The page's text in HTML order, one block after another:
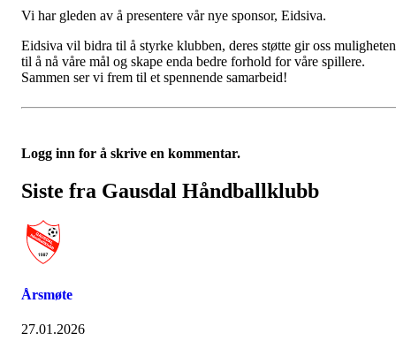
Vi har gleden av å presentere vår nye sponsor, Eidsiva.
Eidsiva vil bidra til å styrke klubben, deres støtte gir oss muligheten
til å nå våre mål og skape enda bedre forhold for våre spillere.
Sammen ser vi frem til et spennende samarbeid!
Logg inn for å skrive en kommentar.
Siste fra Gausdal Håndballklubb
Årsmøte
27.01.2026